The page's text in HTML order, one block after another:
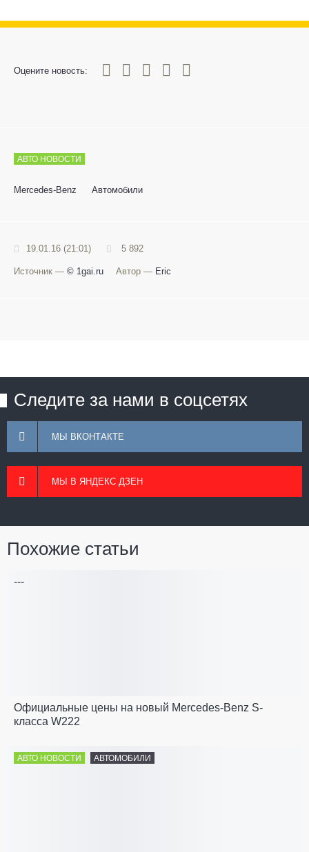
Оцените новость:
0
1 3 4 5
АВТО НОВОСТИ
Mercedes-Benz Автомобили
19.01.16 (21:01) 5 892
Источник — © 1gai.ru Автор — Eric
Следите за нами в соцсетях
МЫ ВКОНТАКТЕ
МЫ В ЯНДЕКС ДЗЕН
Похожие статьи
---
Официальные цены на новый Mercedes-Benz S-
класса W222
АВТО НОВОСТИ АВТОМОБИЛИ